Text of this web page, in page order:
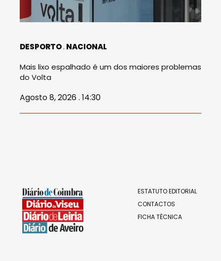
DESPORTO NACIONAL
Mais lixo espalhado é um dos maiores problemas
do Volta
Agosto 8, 2026 . 14:30
ESTATUTO EDITORIAL
CONTACTOS
FICHA TÉCNICA